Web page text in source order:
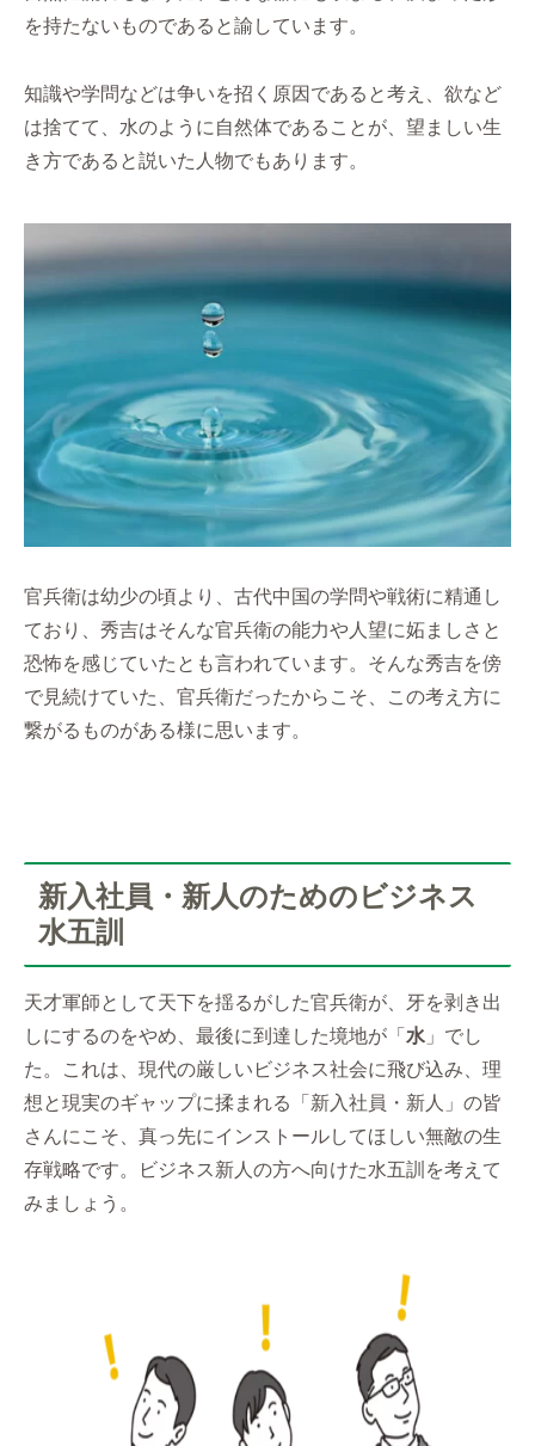
を持たないものであると諭しています。
知識や学問などは争いを招く原因であると考え、欲など
は捨てて、水のように自然体であることが、望ましい生
き方であると説いた人物でもあります。
官兵衛は幼少の頃より、古代中国の学問や戦術に精通し
ており、秀吉はそんな官兵衛の能力や人望に妬ましさと
恐怖を感じていたとも言われています。そんな秀吉を傍
で見続けていた、官兵衛だったからこそ、この考え方に
繋がるものがある様に思います。
新入社員・新人のためのビジネス
水五訓
天才軍師として天下を揺るがした官兵衛が、牙を剥き出
しにするのをやめ、最後に到達した境地が「 水 」でし
た。これは、現代の厳しいビジネス社会に飛び込み、理
想と現実のギャップに揉まれる「新入社員・新人」の皆
さんにこそ、真っ先にインストールしてほしい無敵の生
存戦略です。ビジネス新人の方へ向けた水五訓を考えて
みましょう。